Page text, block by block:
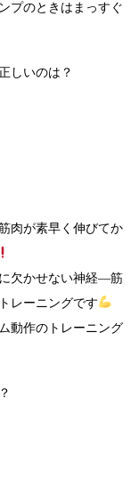
プのときはまっすぐ
しいのは？
肉が素早く伸びてか
欠かせない神経—筋
レーニングです
動作のトレーニング